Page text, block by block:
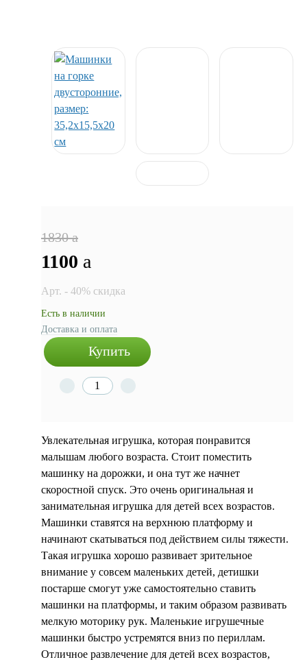
1830a
1100 a
Арт. - 40% скидка
Есть в наличии
Доставка и оплата
Купить
Увлекательная игрушка, которая понравится
малышам любого возраста. Стоит поместить
машинку на дорожки, и она тут же начнет
скоростной спуск. Это очень оригинальная и
занимательная игрушка для детей всех возрастов.
Машинки ставятся на верхнюю платформу и
начинают скатываться под действием силы тяжести.
Такая игрушка хорошо развивает зрительное
внимание у совсем маленьких детей, детишки
постарше смогут уже самостоятельно ставить
машинки на платформы, и таким образом развивать
мелкую моторику рук. Маленькие игрушечные
машинки быстро устремятся вниз по периллам.
Отличное развлечение для детей всех возрастов,